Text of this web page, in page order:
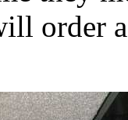
order